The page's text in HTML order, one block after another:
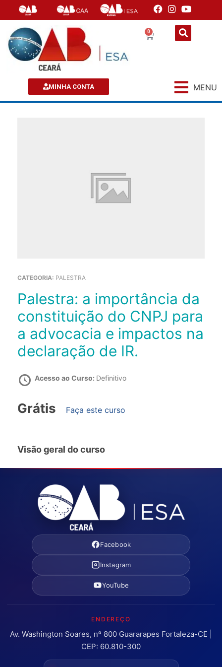
0
MINHA CONTA MENU
CATEGORIA: PALESTRA
Palestra: a importância da
constituição do CNPJ para
a advocacia e impactos na
declaração de IR.
Acesso ao Curso: Definitivo
Grátis Faça este curso
Visão geral do curso
Facebook
Instagram
YouTube
ENDEREÇO
Av. Washington Soares, nº 800 Guararapes Fortaleza-CE |
CEP: 60.810-300